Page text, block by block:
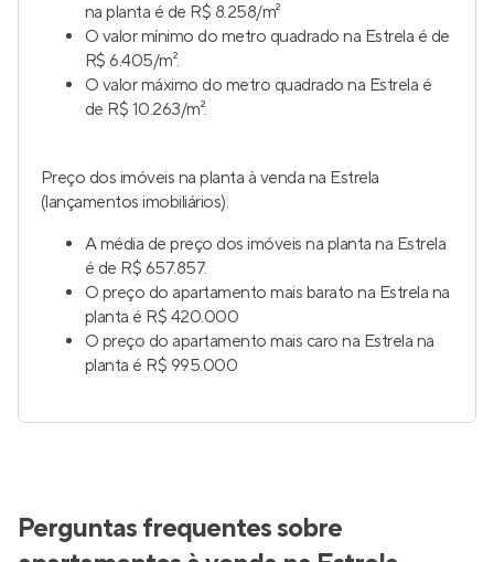
na planta é de R$ 8.258/m²
O valor mínimo do metro quadrado na Estrela é de
R$ 6.405/m².
O valor máximo do metro quadrado na Estrela é
de R$ 10.263/m².
Preço dos imóveis na planta à venda na Estrela
(lançamentos imobiliários):
A média de preço dos imóveis na planta na Estrela
é de R$ 657.857.
O preço do apartamento mais barato na Estrela na
planta é R$ 420.000
O preço do apartamento mais caro na Estrela na
planta é R$ 995.000
Perguntas frequentes sobre